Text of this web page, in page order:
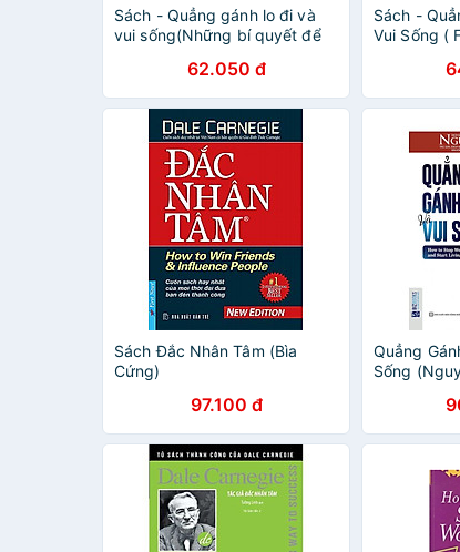
Sách - Quẳng gánh lo đi và
vui sống(Những bí quyết để
(bìa mềm)62.050 đ
Sách -
Vui Sống (
Sách Đắc Nhân Tâm (Bìa
Cứng)
97.100 đ
Quẳng
Sống
(Tặng kèm